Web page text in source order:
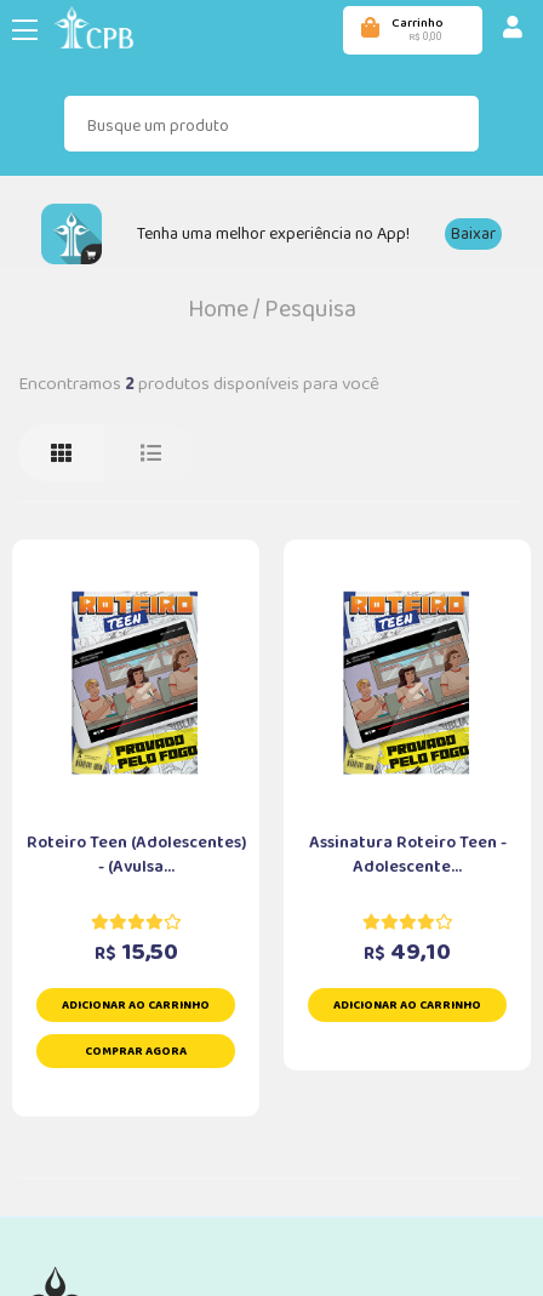
Carrinho
R$ 0,00
Tenha uma melhor experiência no App! Baixar
Home/Pesquisa
Encontramos 2produtos disponíveis para você
Roteiro Teen (Adolescentes)
- (Avulsa...
R$ 15,50
ADICIONAR AO CARRINHO
COMPRAR AGORA
Assinatura Roteiro Teen -
Adolescente...
R$ 49,10
ADICIONAR AO CARRINHO